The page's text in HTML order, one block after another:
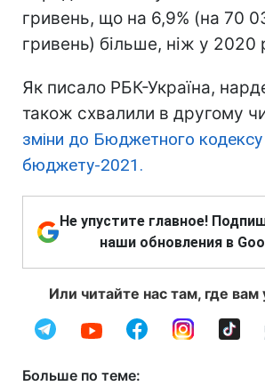
гривень, що на 6,9% (на 70
гривень) більше, ніж у 2020
Як писало РБК-Україна,
також схвалили в другому
зміни до Бюджетного
бюджету-2021.
Не упустите главное!
наши обновления в
Или читайте нас там, где вам
Больше по теме: